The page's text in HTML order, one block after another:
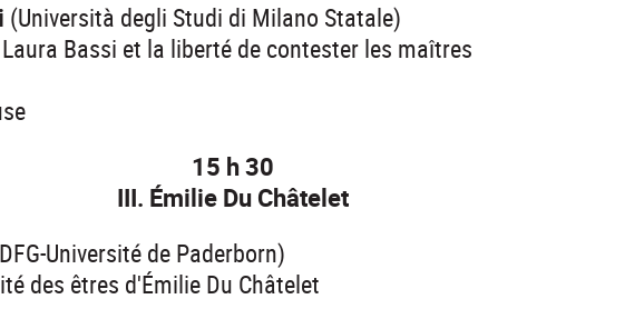
(Università degli Studi di Milano Statale)
Laura Bassi et la liberté de contester les maîtres
15 h 30
III. Émilie Du Châtelet
Université de Paderborn)
des êtres d'Émilie Du Châtelet